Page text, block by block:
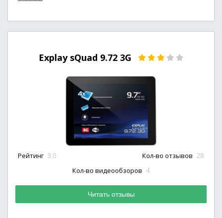
Explay sQuad 9.72 3G
Рейтинг 3.0 Кол-во отзывов 28
Кол-во видеообзоров 4
Читать отзывы